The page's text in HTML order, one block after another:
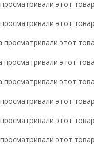
этот
этот
просматривали этот
просматривали этот
просматривали этот
этот
этот
этот